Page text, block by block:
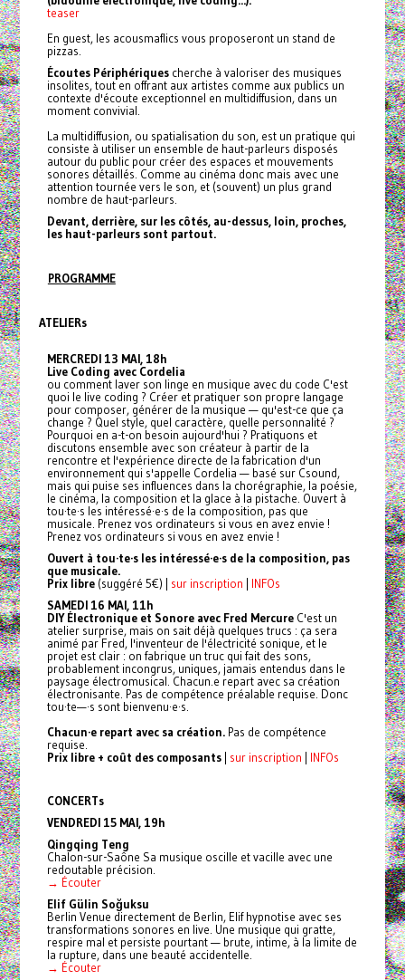
teaser
En guest, les acousmaflics vous proposeront un stand de
pizzas.
Écoutes Périphériquescherche à valoriser des musiques
insolites, tout en offrant aux artistes comme aux publics un
contexte d'écoute exceptionnel en multidiffusion, dans un
moment convivial.
La multidiffusion, ou spatialisation du son, est un pratique qui
consiste à utiliser un ensemble de haut-parleurs disposés
autour du public pour créer des espaces et mouvements
sonores détaillés. Comme au cinéma donc mais avec une
attention tournée vers le son, et (souvent) un plus grand
nombre de haut-parleurs.
Devant, derrière, sur les côtés, au-dessus, loin, proches,
les haut-parleurs sont partout.
PROGRAMME
ATELIERs
MERCREDI 13 MAI, 18h
Live Coding avec Cordelia
ou comment laver son linge en musique avec du code C'est
quoi le live coding ? Créer et pratiquer son propre langage
pour composer, générer de la musique — qu'est-ce que ça
change ? Quel style, quel caractère, quelle personnalité ?
Pourquoi en a-t-on besoin aujourd'hui ? Pratiquons et
discutons ensemble avec son créateur à partir de la
rencontre et l'expérience directe de la fabrication d'un
environnement qui s'appelle Cordelia — basé sur Csound,
mais qui puise ses influences dans la chorégraphie, la poésie,
le cinéma, la composition et la glace à la pistache. Ouvert à
tou·te·s les intéressé·e·s de la composition, pas que
musicale. Prenez vos ordinateurs si vous en avez envie !
Prenez vos ordinateurs si vous en avez envie !
Ouvert à tou·te·s les intéressé·e·s de la composition, pas
que musicale.
Prix libre(suggéré 5€) | sur inscription | INFOs
SAMEDI 16 MAI, 11h
DIY Électronique et Sonore avec Fred MercureC'est un
atelier surprise, mais on sait déjà quelques trucs : ça sera
animé par Fred, l'inventeur de l'électricité sonique, et le
projet est clair : on fabrique un truc qui fait des sons,
probablement incongrus, uniques, jamais entendus dans le
paysage électromusical. Chacun.e repart avec sa création
électronisante. Pas de compétence préalable requise. Donc
tou·te—·s sont bienvenu·e·s.
Chacun·e repart avec sa création.Pas de compétence
requise.
Prix libre + coût des composants| sur inscription | INFOs
CONCERTs
VENDREDI 15 MAI, 19h
Qingqing Teng
Chalon-sur-Saône Sa musique oscille et vacille avec une
redoutable précision.
→ Écouter
Elif Gülin Soğuksu
Berlin Venue directement de Berlin, Elif hypnotise avec ses
transformations sonores en live. Une musique qui gratte,
respire mal et persiste pourtant — brute, intime, à la limite de
la rupture, dans une beauté accidentelle.
→ Écouter